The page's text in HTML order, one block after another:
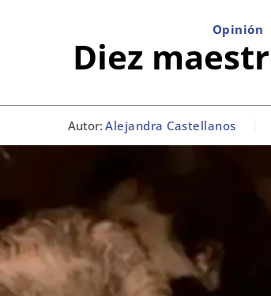
Opinión
Diez
Autor: Alejandra Castellanos